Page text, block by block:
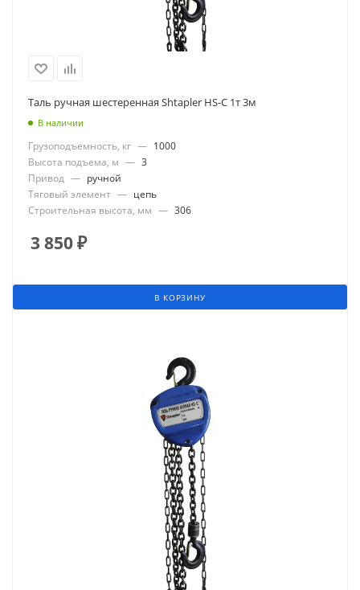
Таль ручная шестеренная Shtapler HS-C 1т 3м
В наличии
Грузоподъемность, кг — 1000
Высота подъема, м — 3
Привод — ручной
Тяговый элемент — цепь
Строительная высота, мм — 306
3 850₽
В КОРЗИНУ